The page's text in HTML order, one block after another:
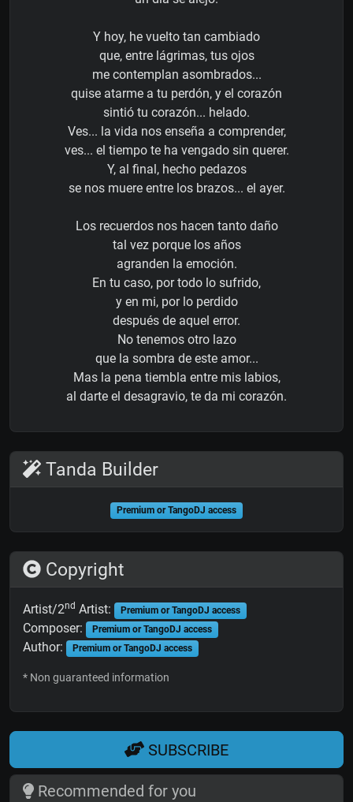
Y hoy, he vuelto tan cambiado
que, entre lágrimas, tus ojos
me contemplan asombrados...
quise atarme a tu perdón, y el corazón
sintió tu corazón... helado.
Ves... la vida nos enseña a comprender,
ves... el tiempo te ha vengado sin querer.
Y, al final, hecho pedazos
se nos muere entre los brazos... el ayer.
Los recuerdos nos hacen tanto daño
tal vez porque los años
agranden la emoción.
En tu caso, por todo lo sufrido,
y en mi, por lo perdido
después de aquel error.
No tenemos otro lazo
que la sombra de este amor...
Mas la pena tiembla entre mis labios,
al darte el desagravio, te da mi corazón.
Tanda Builder
Premium or TangoDJ access
Copyright
Artist/2nd Artist: Premium or TangoDJ access
Composer: Premium or TangoDJ access
Author: Premium or TangoDJ access
* Non guaranteed information
SUBSCRIBE
Recommended for you